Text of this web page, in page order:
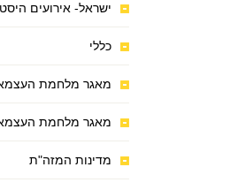
ישראל- אירועים
כללי
מאגר מלחמת
מאגר מלחמת
מדינות המזה"ת